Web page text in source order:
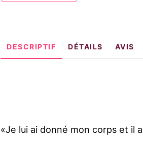
DESCRIPTIF DÉTAILS AVIS
«Je lui ai donné mon corps et il